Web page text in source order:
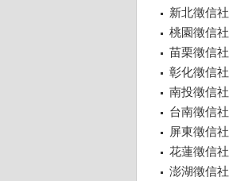
新北徵信社
桃園徵信社
苗栗徵信社
彰化徵信社
南投徵信社
台南徵信社
屏東徵信社
花蓮徵信社
澎湖徵信社